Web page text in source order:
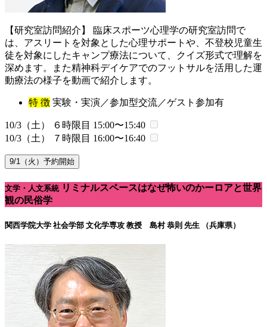
【研究室訪問紹介】 臨床スポーツ心理学の研究室訪問で
は、アスリートを対象とした心理サポートや、不登校児童生
徒を対象にしたキャンプ療法について、クイズ形式で理解を
深めます。また精神科デイケアでのフットサルを活用した運
動療法の様子を動画で紹介します。
特 徴 実験・実演／参加型交流／ゲスト参加有
10/3（土） ６時限目 15:00〜15:40
10/3（土） ７時限目 16:00〜16:40
9/1（火）予約開始
文学・人文系統 リミナルスペースはなぜ怖いのかーロアと世界
観の民俗学
関西学院大学 社会学部 文化学専攻 教授 島村 恭則 先生 （兵庫県）